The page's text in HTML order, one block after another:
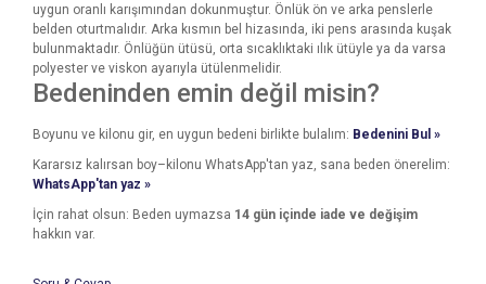
uygun oranlı karışımından dokunmuştur. Önlük ön ve arka penslerle
belden oturtmalıdır. Arka kısmın bel hizasında, iki pens arasında kuşak
bulunmaktadır. Önlüğün ütüsü, orta sıcaklıktaki ılık ütüyle ya da varsa
polyester ve viskon ayarıyla ütülenmelidir.
Bedeninden emin değil misin?
Boyunu ve kilonu gir, en uygun bedeni birlikte bulalım: Bedenini Bul »
Kararsız kalırsan boy–kilonu WhatsApp'tan yaz, sana beden önerelim:
WhatsApp'tan yaz »
İçin rahat olsun: Beden uymazsa 14 gün içinde iade ve değişim
hakkın var.